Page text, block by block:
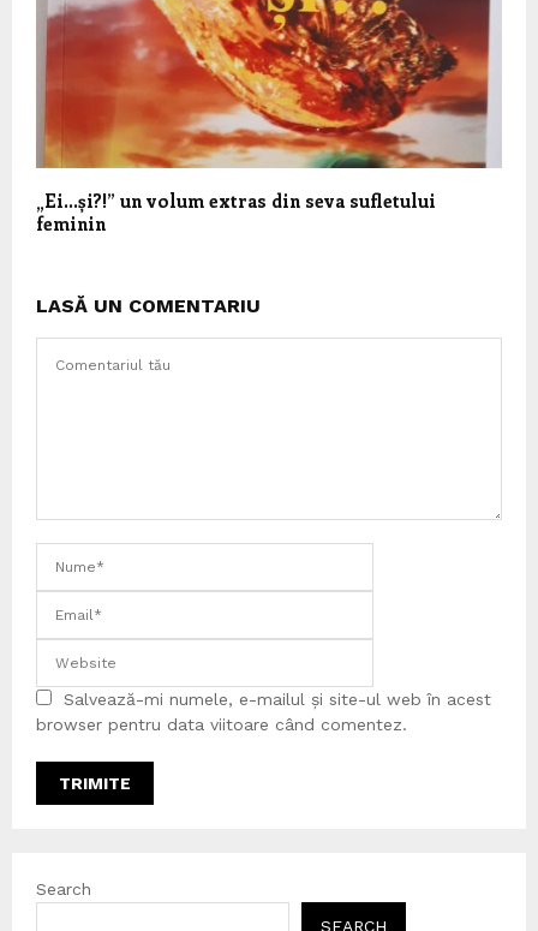
„Ei…și?!” un volum extras din seva sufletului
feminin
LASĂ UN COMENTARIU
Salvează-mi numele, e-mailul și site-ul web în acest
browser pentru data viitoare când comentez.
Search
SEARCH